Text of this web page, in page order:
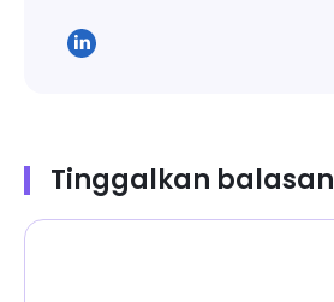
Tinggalkan balasan